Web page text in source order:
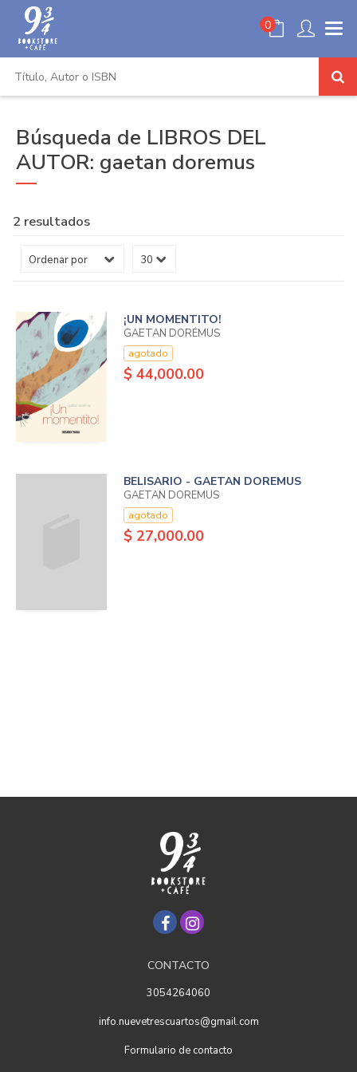
0
Búsqueda de LIBROS DEL
AUTOR: gaetan doremus
2 resultados
¡UN MOMENTITO!
GAËTAN DORÉMUS
agotado
$ 44,000.00
BELISARIO - GAETAN DOREMUS
GAETAN DOREMUS
agotado
$ 27,000.00
CONTACTO
3054264060
info.nuevetrescuartos@gmail.com
Formulario de contacto